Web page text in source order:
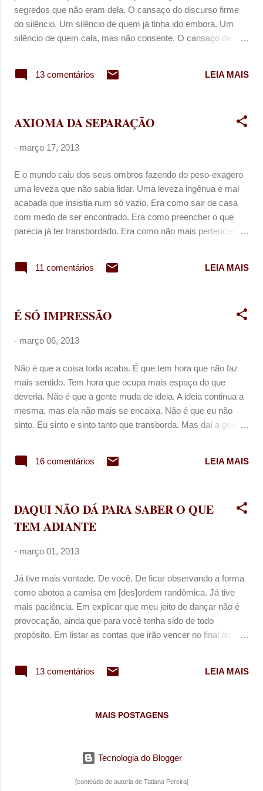
segredos que não eram dela. O cansaço do discurso firme
do silêncio. Um silêncio de quem já tinha ido embora. Um
silêncio de quem cala, mas não consente. O cansaço de
13 comentários
LEIA MAIS
AXIOMA DA SEPARAÇÃO
- março 17, 2013
E o mundo caiu dos seus ombros fazendo do peso-exagero
uma leveza que não sabia lidar. Uma leveza ingênua e mal
acabada que insistia num só vazio. Era como sair de casa
com medo de ser encontrado. Era como preencher o que
parecia já ter transbordado. Era como não mais pertencer ao
11 comentários LEIA MAIS
É SÓ IMPRESSÃO
- março 06, 2013
Não é que a coisa toda acaba. É que tem hora que não faz
mais sentido. Tem hora que ocupa mais espaço do que
deveria. Não é que a gente muda de ideia. A ideia continua a
mesma, mas ela não mais se encaixa. Não é que eu não
sinto. Eu sinto e sinto tanto que transborda. Mas daí a gente
querer ouvir, prestar a atenção, entender como verdade,
E é tanta condição, que cansa. Nenhum amor é perecível,
mas o tempo é. E é por isso que dá a impressão de que a
16 comentários LEIA MAIS
DAQUI NÃO DÁ PARA SABER O QUE
TEM ADIANTE
- março 01, 2013
Já tive mais vontade. De você. De ficar observando a forma
como abotoa a camisa em [des]ordem randômica. Já tive
mais paciência. Em explicar que meu jeito de dançar não é
provocação, ainda que para você tenha sido de todo
propósito. Em listar as contas que irão vencer no final do
dividir os problemas comigo para que tenhamos apenas
precisava saber se ainda existia alguma coisa além dos
lugar além de você. Tudo é tão confuso que não sei se fico
13 comentários LEIA MAIS
MAIS POSTAGENS
Tecnologia do Blogger
[conteúdo de autoria de Tatiana Pereira]